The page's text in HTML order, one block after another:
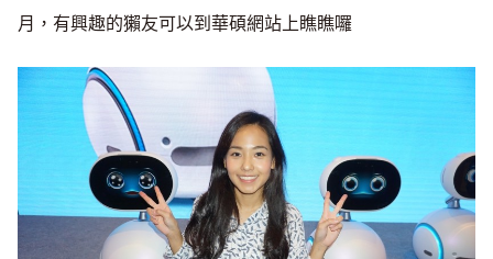
月，有興趣的獺友可以到華碩網站上瞧瞧囉